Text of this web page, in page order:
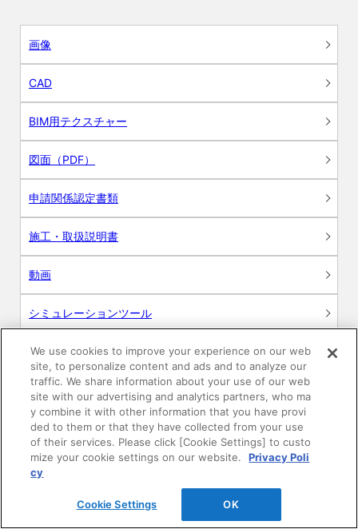
画像
CAD
BIM用テクスチャー
図面（PDF）
申請関係認定書類
施工・取扱説明書
動画
シミュレーションツール
24時間換気システム〈エアスマート〉
簡易設計見積ソフト
R&Dセンター環境測定・分析サービス
商品マスター申し込み
We use cookies to improve your experience on our web
site, to personalize content and ads and to analyze our
traffic. We share information about your use of our web
site with our advertising and analytics partners, who ma
y combine it with other information that you have provi
ded to them or that they have collected from your use
of their services. Please click [Cookie Settings] to custo
mize your cookie settings on our website.
Privacy Poli
cy
Cookie Settings OK